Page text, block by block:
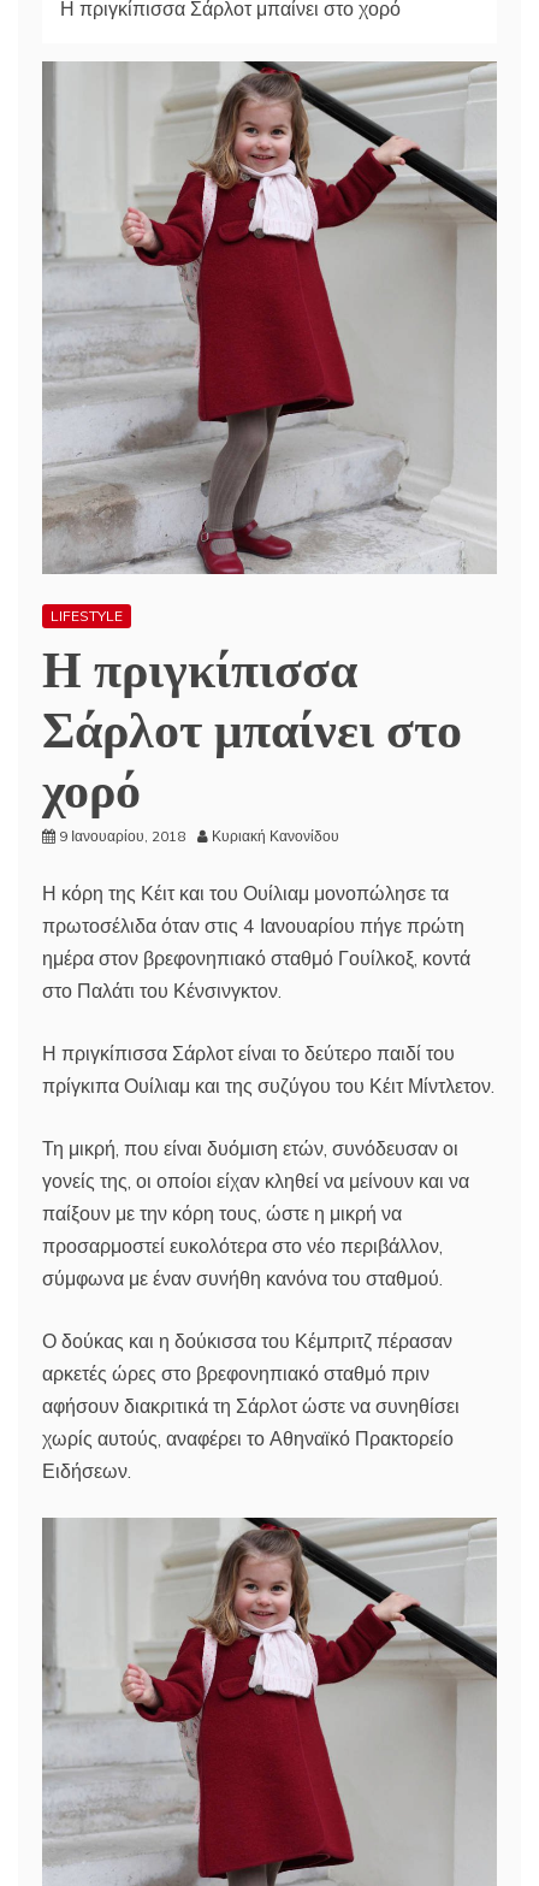
Η πριγκίπισσα Σάρλοτ μπαίνει στο χορό
LIFESTYLE
Η πριγκίπισσα
Σάρλοτ μπαίνει στο
χορό
9 Ιανουαρίου, 2018 Κυριακή Κανονίδου
Η κόρη της Κέιτ και του Ουίλιαμ μονοπώλησε τα
πρωτοσέλιδα όταν στις 4 Ιανουαρίου πήγε πρώτη
ημέρα στον βρεφονηπιακό σταθμό Γουίλκοξ, κοντά
στο Παλάτι του Κένσινγκτον.
Η πριγκίπισσα Σάρλοτ είναι το δεύτερο παιδί του
πρίγκιπα Ουίλιαμ και της συζύγου του Κέιτ Μίντλετον.
Τη μικρή, που είναι δυόμιση ετών, συνόδευσαν οι
γονείς της, οι οποίοι είχαν κληθεί να μείνουν και να
παίξουν με την κόρη τους, ώστε η μικρή να
προσαρμοστεί ευκολότερα στο νέο περιβάλλον,
σύμφωνα με έναν συνήθη κανόνα του σταθμού.
Ο δούκας και η δούκισσα του Κέμπριτζ πέρασαν
αρκετές ώρες στο βρεφονηπιακό σταθμό πριν
αφήσουν διακριτικά τη Σάρλοτ ώστε να συνηθίσει
χωρίς αυτούς, αναφέρει το Αθηναϊκό Πρακτορείο
Ειδήσεων.